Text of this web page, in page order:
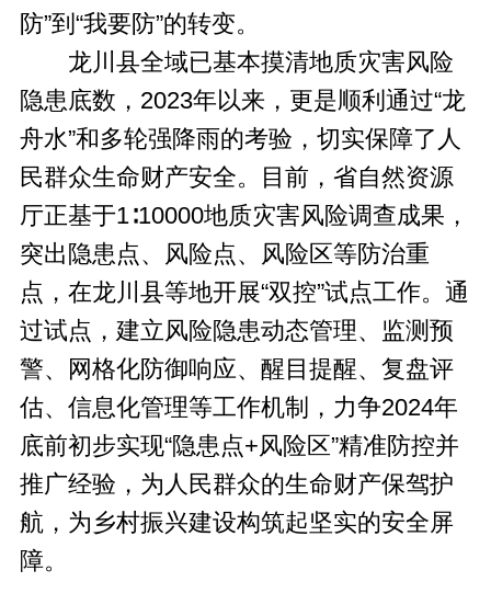
防”到“我要防”的转变。
龙川县全域已基本摸清地质灾害风险
隐患底数，2023年以来，更是顺利通过“龙
舟水”和多轮强降雨的考验，切实保障了人
民群众生命财产安全。目前，省自然资源
厅正基于1∶10000地质灾害风险调查成果，
突出隐患点、风险点、风险区等防治重
点，在龙川县等地开展“双控”试点工作。通
过试点，建立风险隐患动态管理、监测预
警、网格化防御响应、醒目提醒、复盘评
估、信息化管理等工作机制，力争2024年
底前初步实现“隐患点+风险区”精准防控并
推广经验，为人民群众的生命财产保驾护
航，为乡村振兴建设构筑起坚实的安全屏
障。